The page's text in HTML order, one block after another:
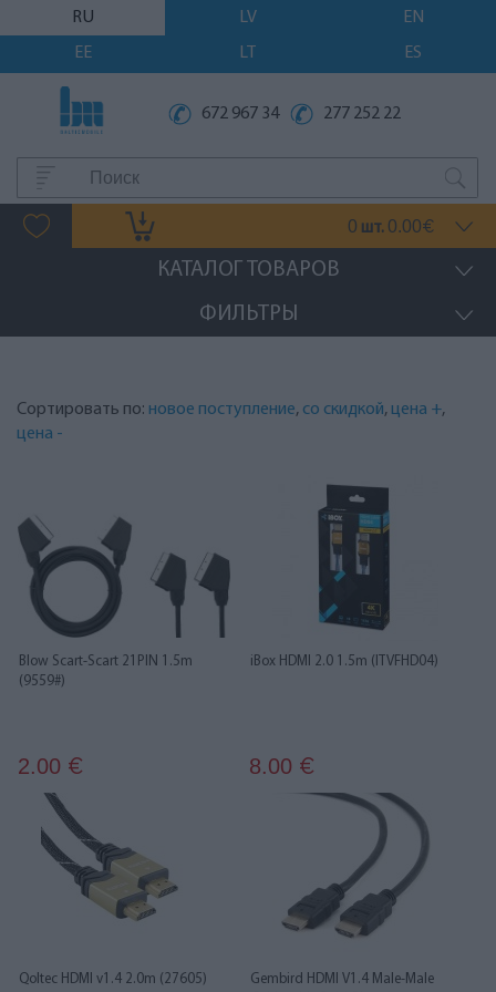
RU LV
EN
EE
LT ES
672 967 34 277 252 22
0 шт. 0.00€
КАТАЛОГ ТОВАРОВ
ФИЛЬТРЫ
Сортировать по: новое поступление, со скидкой, цена +,
цена -
Blow Scart-Scart 21PIN 1.5m
(9559#)
2.00 €
iBox HDMI 2.0 1.5m (ITVFHD04)
8.00 €
Qoltec HDMI v1.4 2.0m (27605)
Gembird HDMI V1.4 Male-Male